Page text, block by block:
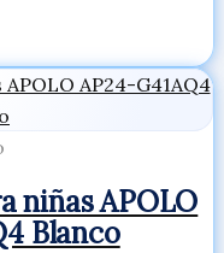
niñas APOLO
Blanco